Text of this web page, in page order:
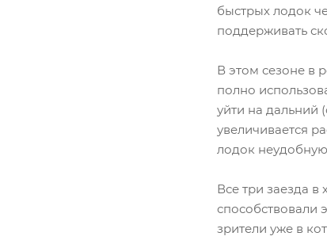
быстрых лодок
поддерживать
В этом сезоне в
полно
уйти на дальний
увеличивается
лодок
Все три заезда в
способствовали
зрители уже в